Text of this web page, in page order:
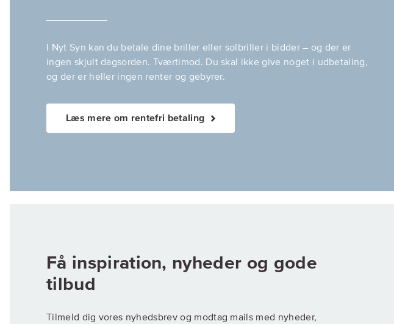
I Nyt Syn kan du betale dine briller eller solbriller i bidder – og der er
ingen skjult dagsorden. Tværtimod. Du skal ikke give noget i udbetaling,
og der er heller ingen renter og gebyrer.
Læs mere om rentefri betaling
Få inspiration, nyheder og gode
Tilmeld dig vores nyhedsbrev og modtag mails med nyheder,